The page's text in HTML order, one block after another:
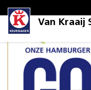
Van Kraaij